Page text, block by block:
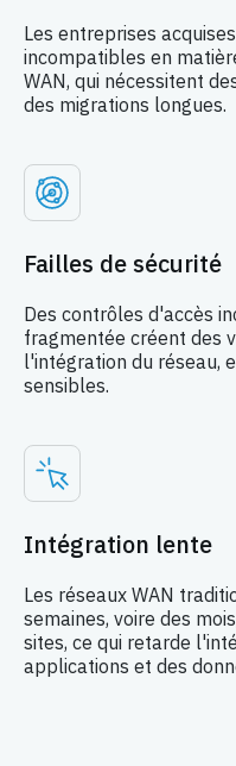
Les entreprises
incompatibles en
WAN, qui nécessitent
des migrations longues.
Failles de sécurité
Des contrôles d'accès
fragmentée créent des
l'intégration du réseau,
sensibles.
Intégration lente
Les réseaux WAN
semaines, voire des
sites, ce qui retarde
applications et des